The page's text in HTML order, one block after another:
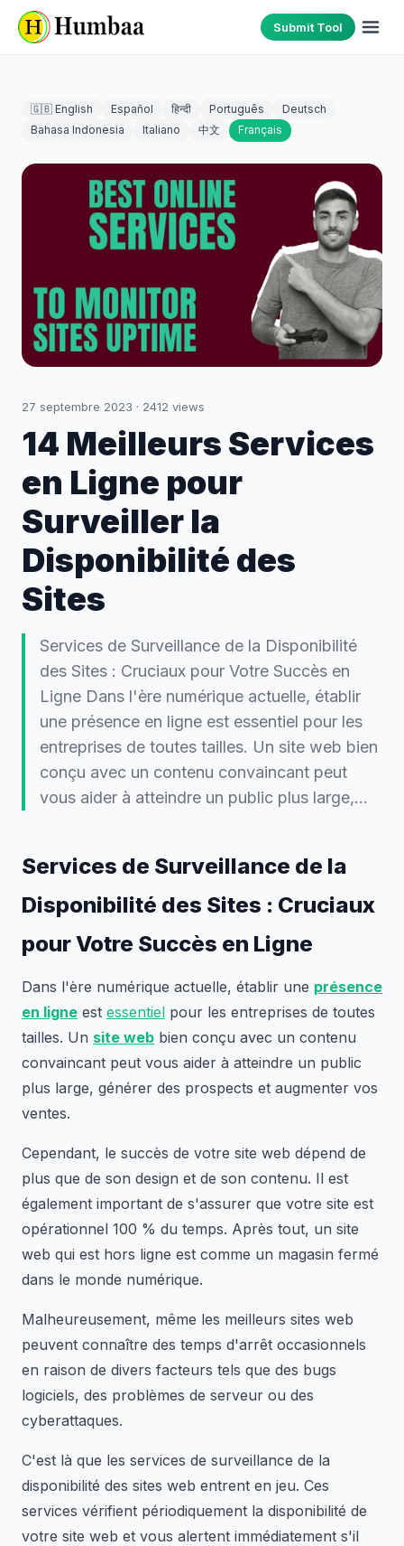
Submit Tool
🇬🇧 English Español हिन्दी Português
Deutsch
Bahasa Indonesia
Italiano 中文 Français
27 septembre 2023 · 2412 views
14 Meilleurs Services
en Ligne pour
Surveiller la
Disponibilité des
Sites
Services de Surveillance de la Disponibilité
des Sites : Cruciaux pour Votre Succès en
Ligne Dans l'ère numérique actuelle, établir
une présence en ligne est essentiel pour les
entreprises de toutes tailles. Un site web bien
conçu avec un contenu convaincant peut
vous aider à atteindre un public plus large,…
Services de Surveillance de la
Disponibilité des Sites : Cruciaux
pour Votre Succès en Ligne
Dans l'ère numérique actuelle, établir une présence
en ligne est essentiel pour les entreprises de toutes
tailles. Un site web bien conçu avec un contenu
convaincant peut vous aider à atteindre un public
plus large, générer des prospects et augmenter vos
ventes.
Cependant, le succès de votre site web dépend de
plus que de son design et de son contenu. Il est
également important de s'assurer que votre site est
opérationnel 100 % du temps. Après tout, un site
web qui est hors ligne est comme un magasin fermé
dans le monde numérique.
Malheureusement, même les meilleurs sites web
peuvent connaître des temps d'arrêt occasionnels
en raison de divers facteurs tels que des bugs
logiciels, des problèmes de serveur ou des
cyberattaques.
C'est là que les services de surveillance de la
disponibilité des sites web entrent en jeu. Ces
services vérifient périodiquement la disponibilité de
votre site web et vous alertent immédiatement s'il